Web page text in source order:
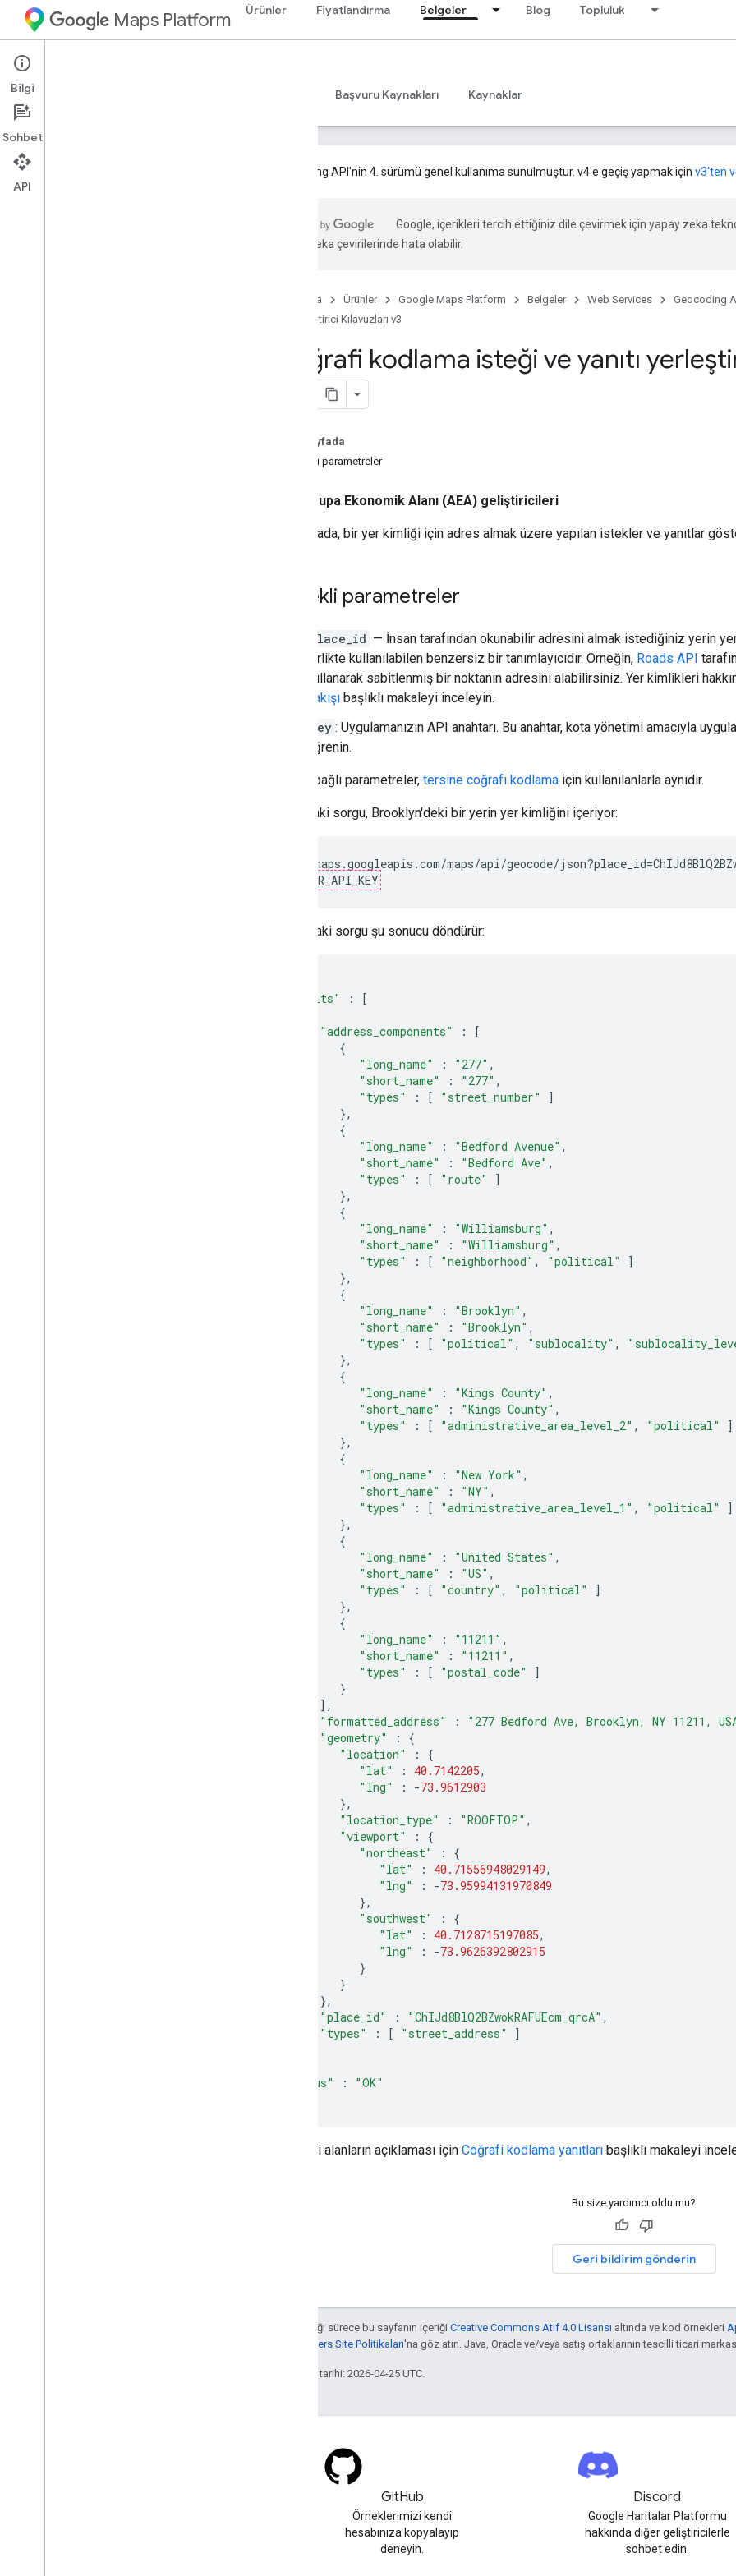
Maps Platform Ürünler Fiyatlandırma Belgeler Blog Topluluk
Web Services
Geliştirici Kılavuzları v4 Başvuru Kaynakları Kaynaklar
Geocoding API'nin 4. sürümü genel kullanıma sunulmuştur. v4'e geçiş yapmak için v3'ten
Google, içerikleri tercih ettiğiniz dile çevirmek için yapay zeka
Yapay zeka çevirilerinde hata olabilir.
Ana Sayfa Ürünler Google Maps Platform Belgeler Web Services
Geocoding
Geliştirici Kılavuzları v3
Coğrafi kodlama isteği ve yanıtı
Bu sayfada
Gerekli parametreler
Avrupa Ekonomik Alanı (AEA) geliştiricileri
Bu sayfada, bir yer kimliği için adres almak üzere yapılan istekler ve yanıtlar
Gerekli parametreler
place_id — İnsan tarafından okunabilir adresini almak istediğiniz yerin
birlikte kullanılabilen benzersiz bir tanımlayıcıdır. Örneğin, Roads API
kullanarak sabitlenmiş bir noktanın adresini alabilirsiniz. Yer kimlikleri
bakışı başlıklı makaleyi inceleyin.
key : Uygulamanızın API anahtarı. Bu anahtar, kota yönetimi amacıyla
öğrenin.
İsteğe bağlı parametreler, tersine coğrafi kodlama için kullanılanlarla aynıdır.
Aşağıdaki sorgu, Brooklyn'deki bir yerin yer kimliğini içeriyor:
https://maps.googleapis.com/maps/api/geocode/
YOUR_API_KEY
Yukarıdaki sorgu şu sonucu döndürür:
"results"
:
[
"address_components"
:
[
{
"long_name"
: "277" ,
"short_name"
: "277" ,
"types"
: [ "street_number"
]
},
{
"long_name"
: "Bedford Avenue" ,
"short_name"
: "Bedford Ave" ,
"types"
: [ "route"
]
},
{
"long_name"
: "Williamsburg" ,
"short_name"
: "Williamsburg" ,
"types"
: [ "neighborhood" , "political"
]
},
{
"long_name"
: "Brooklyn" ,
"short_name"
: "Brooklyn" ,
"types"
: [ "political" , "sublocality" ,
},
{
"long_name"
: "Kings County" ,
"short_name"
: "Kings County" ,
"types"
: [ "administrative_area_level_2" , "political"
]
},
{
"long_name"
: "New York" ,
"short_name"
: "NY" ,
"types"
: [ "administrative_area_level_1" , "political"
]
},
{
"long_name"
: "United States" ,
"short_name"
: "US" ,
"types"
: [ "country" , "political"
]
},
{
"long_name"
: "11211" ,
"short_name"
: "11211" ,
"types"
: [ "postal_code"
]
}
],
"formatted_address"
:
"277 Bedford Ave, Brooklyn, NY 11211,
"geometry"
:
{
"location"
:
{
"lat"
: 40.7142205,
"lng"
: -73.9612903
},
"location_type"
: "ROOFTOP" ,
"viewport"
:
{
"northeast"
:
{
"lat"
: 40.71556948029149,
"lng"
: -73.95994131970849
},
"southwest"
:
{
"lat"
: 40.7128715197085,
"lng"
: -73.9626392802915
}
}
},
"place_id"
: "ChIJd8BlQ2BZwokRAFUEcm_qrcA" ,
"types"
: [ "street_address"
]
"status"
:
"OK"
Yanıttaki alanların açıklaması için Coğrafi kodlama yanıtları başlıklı makaleyi
Bu size yardımcı oldu mu?
Geri bildirim gönderin
Aksi belirtilmediği sürece bu sayfanın içeriği Creative Commons Atıf 4.0 Lisansı altında ve kod örnekleri
Google Developers Site Politikaları'na göz atın. Java, Oracle ve/veya satış ortaklarının tescilli ticari
Son güncelleme tarihi: 2026-04-25 UTC.
GitHub
Örneklerimizi kendi
hesabınıza kopyalayıp
deneyin.
Discord
Google Haritalar Platformu
hakkında diğer geliştiricilerle
sohbet edin.
Bilgi
Sohbet
API